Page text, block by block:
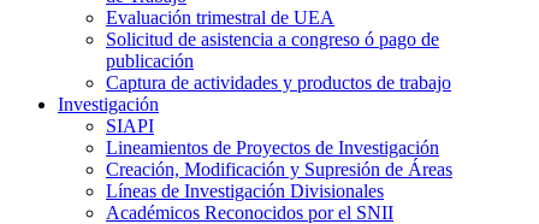
Evaluación trimestral de UEA
Solicitud de asistencia a congreso ó pago de
publicación
Captura de actividades y productos de trabajo
Investigación
SIAPI
Lineamientos de Proyectos de Investigación
Creación, Modificación y Supresión de Áreas
Líneas de Investigación Divisionales
Académicos Reconocidos por el SNII